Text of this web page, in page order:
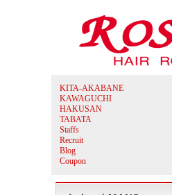
KITA-AKABANE
KAWAGUCHI
HAKUSAN
TABATA
Staffs
Recruit
Blog
Coupon